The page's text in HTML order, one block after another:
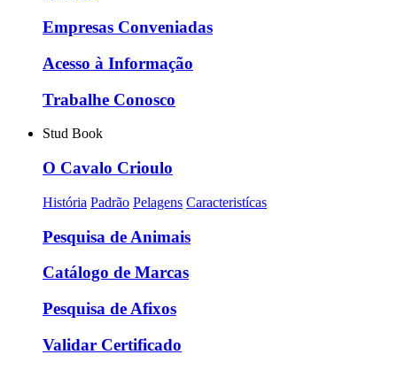
Empresas Conveniadas
Acesso à Informação
Trabalhe Conosco
Stud Book
O Cavalo Crioulo
História Padrão Pelagens Caracteristícas
Pesquisa de Animais
Catálogo de Marcas
Pesquisa de Afixos
Validar Certificado